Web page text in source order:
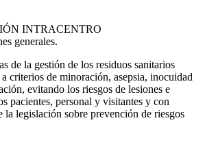
INTRACENTRO
generales.
de la gestión de los residuos sanitarios
a criterios de minoración, asepsia, inocuidad
evitando los riesgos de lesiones e
pacientes, personal y visitantes y con
la legislación sobre prevención de riesgos